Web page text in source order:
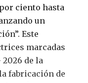
ciento hasta
un
Este
marcadas
de la
fabricación de